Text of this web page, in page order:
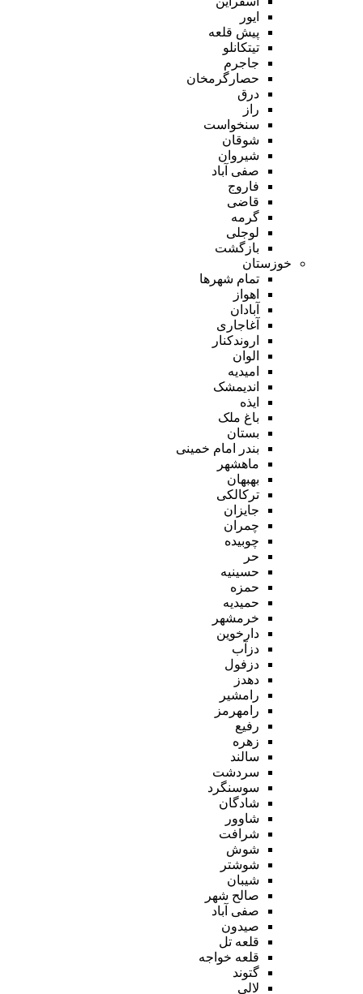
ایور
پیش قلعه
تیتکانلو
جاجرم
حصارگرمخان
درق
راز
سنخواست
شوقان
شیروان
صفی آباد
فاروج
قاضی
گرمه
لوجلی
بازگشت
خوزستان
تمام شهر‌ها
اهواز
آبادان
آغاجاری
اروندکنار
الوان
امیدیه
اندیمشک
ایذه
باغ ملک
بستان
بندر امام خمینی
ماهشهر
بهبهان
ترکالکی
جایزان
چمران
چوبیده
حر
حسینیه
حمزه
حمیدیه
خرمشهر
دارخوین
دزآب
دزفول
دهدز
رامشیر
رامهرمز
رفیع
زهره
سالند
سردشت
سوسنگرد
شادگان
شاوور
شرافت
شوش
شوشتر
شیبان
صالح شهر
صفی آباد
صیدون
قلعه تل
قلعه خواجه
گتوند
لالی